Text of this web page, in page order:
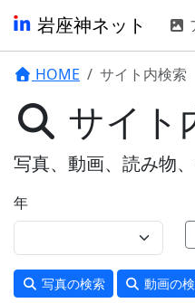
岩座神ネット
HOME サイト内検索
サイト
写真、動画、読み物
年
写真の検索 動画の